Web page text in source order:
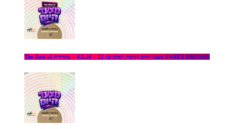
The Rest of מצעד היום (גרסת האלבום) 22 – 4.8.26 – מהדורת SWEET DREAMS